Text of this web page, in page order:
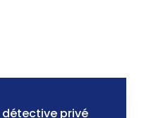
détective privé